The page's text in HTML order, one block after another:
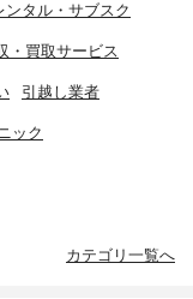
ンタル・サブスク
・買取サービス
引越し業者
ック
カテゴリ一覧へ